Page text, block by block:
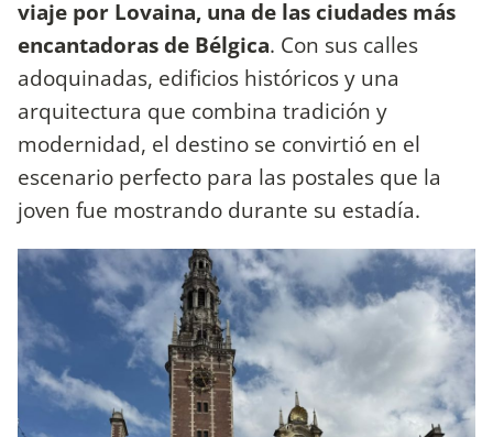
viaje por Lovaina, una de las ciudades más
encantadoras de Bélgica. Con sus calles
adoquinadas, edificios históricos y una
arquitectura que combina tradición y
modernidad, el destino se convirtió en el
escenario perfecto para las postales que la
joven fue mostrando durante su estadía.